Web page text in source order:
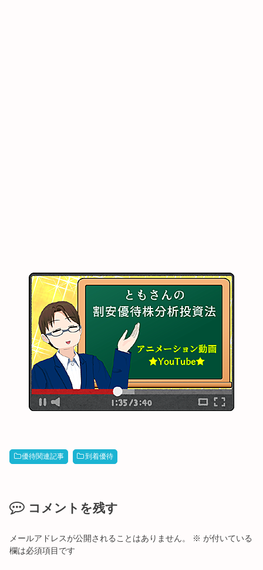
優待関連記事 到着優待
コメントを残す
メールアドレスが公開されることはありません。 ※ が付いている
欄は必須項目です